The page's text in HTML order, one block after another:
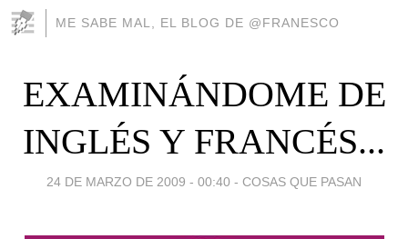
ME SABE MAL, EL BLOG DE @FRANESCO
EXAMINÁNDOME DE
INGLÉS Y FRANCÉS...
24 DE MARZO DE 2009 - 00:40 - COSAS QUE PASAN